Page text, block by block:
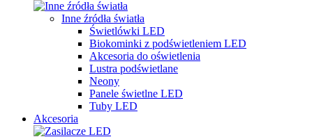
Inne źródła światła
Świetlówki LED
Biokominki z podświetleniem LED
Akcesoria do oświetlenia
Lustra podświetlane
Neony
Panele świetlne LED
Tuby LED
Akcesoria